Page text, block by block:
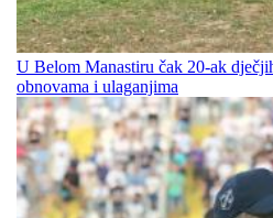
U Belom Manastiru čak 20-ak
obnovama i ulaganjima